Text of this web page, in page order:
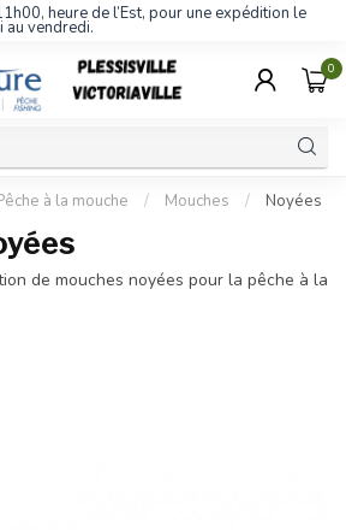
heure de l’Est, pour une expédition le
au vendredi.
0
à la mouche / Mouches / Noyées
de mouches noyées pour la pêche à la